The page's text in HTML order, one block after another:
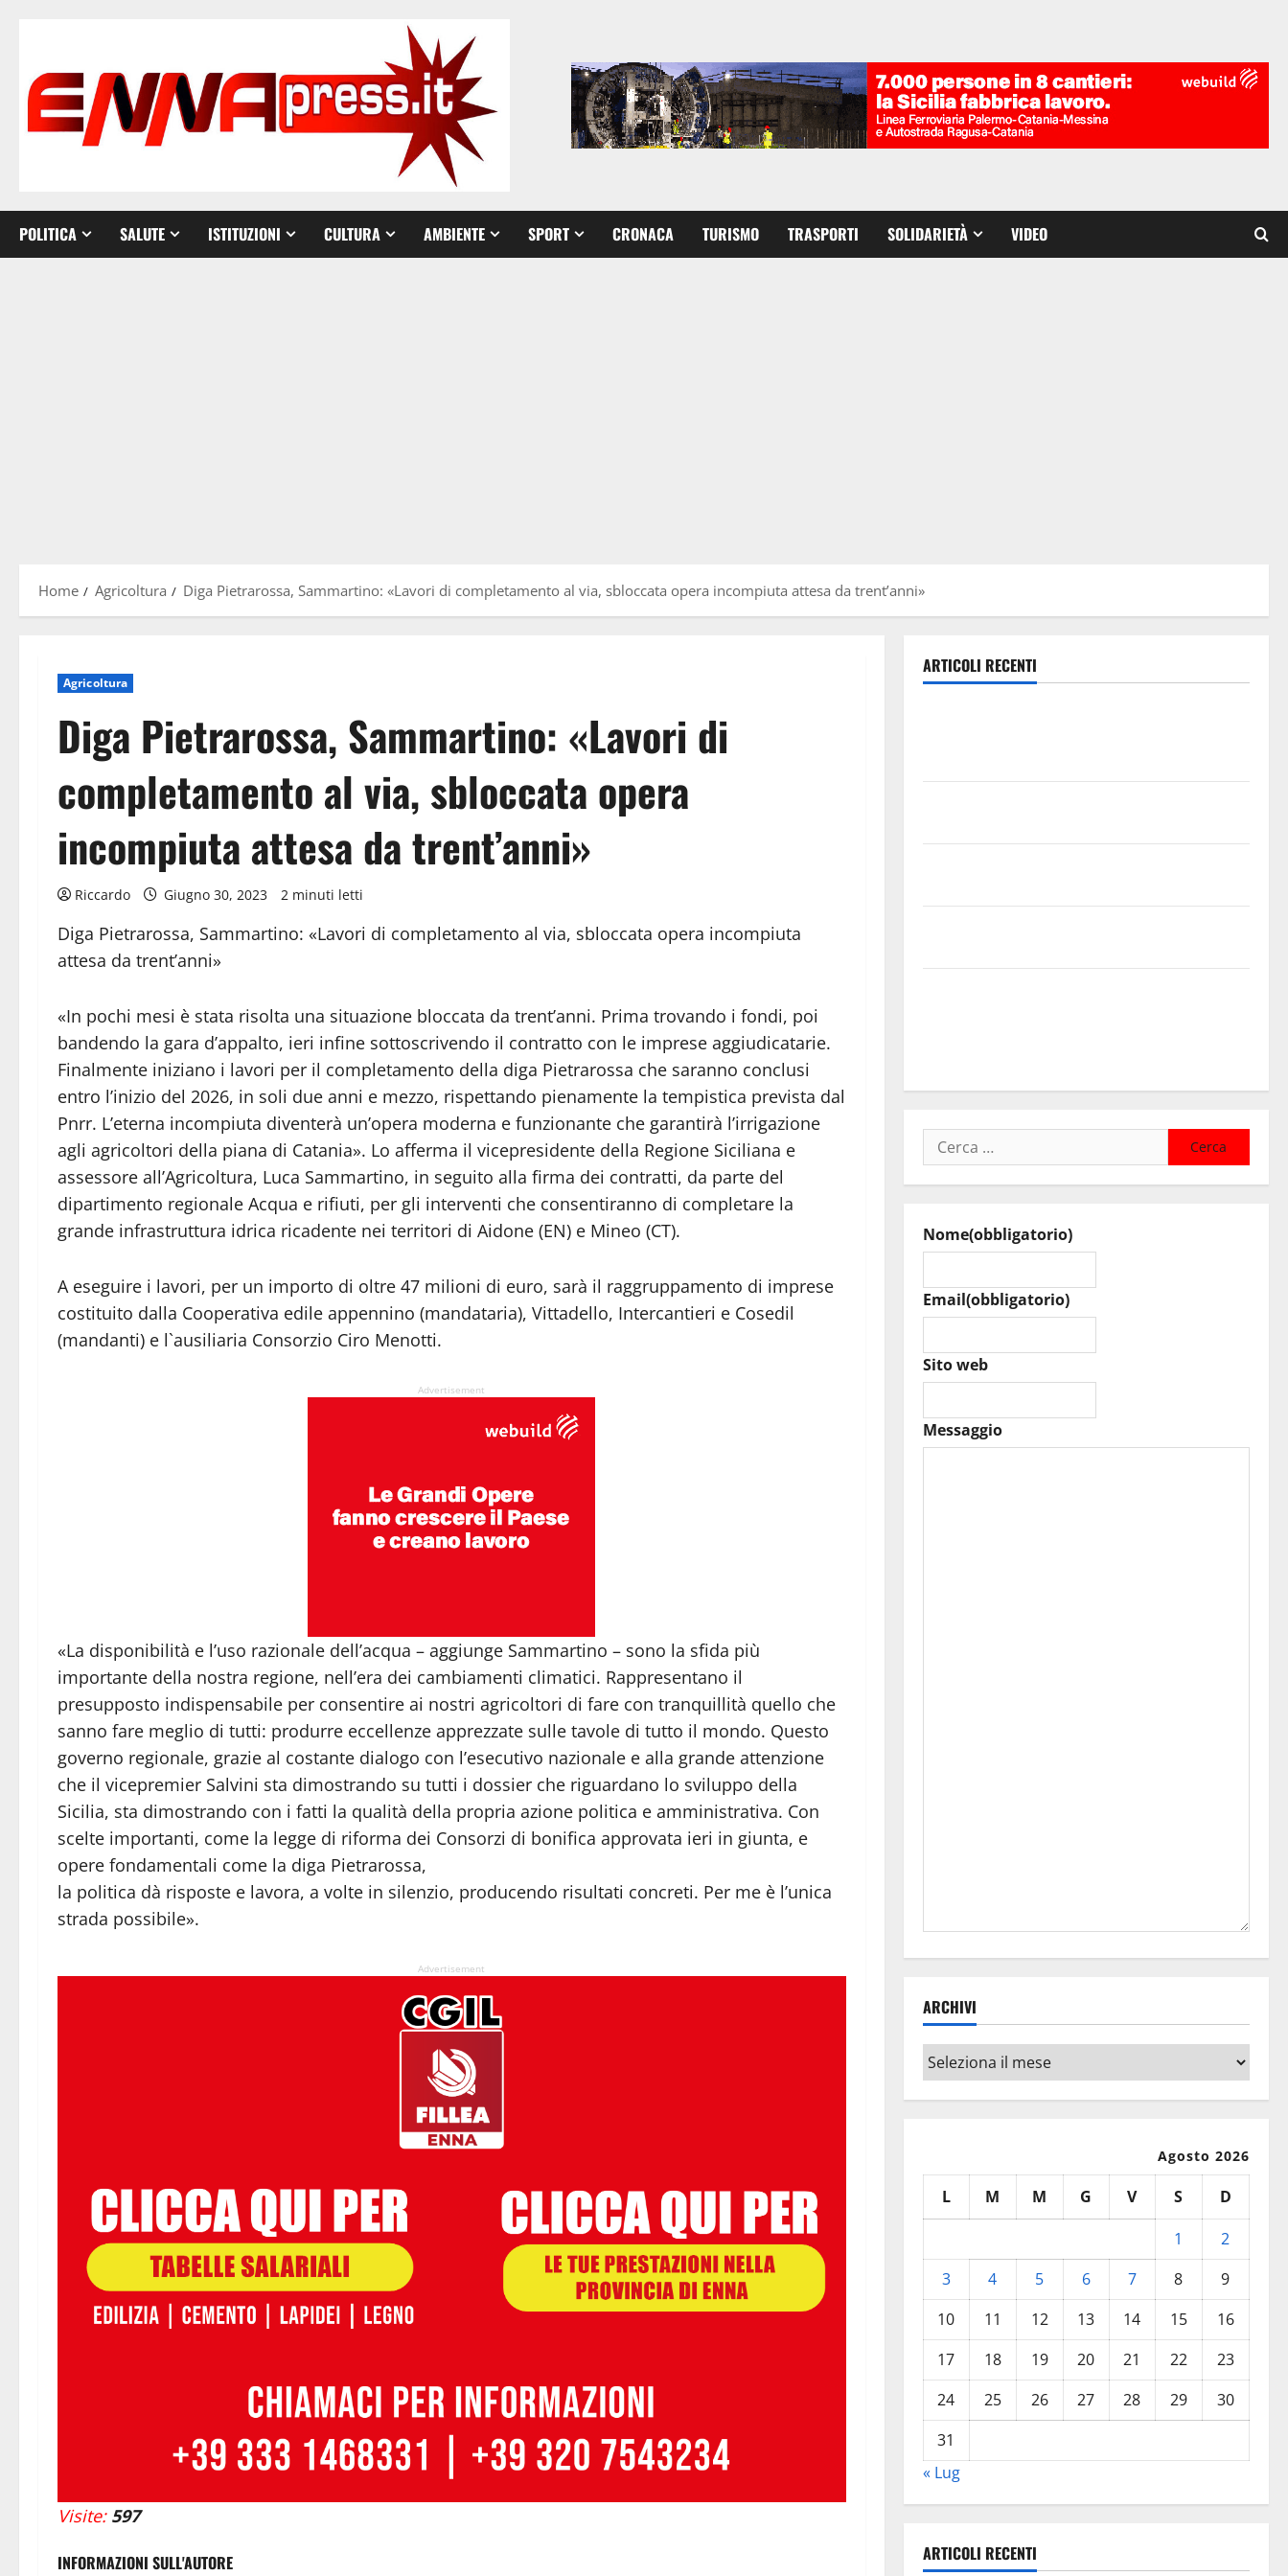
POLITICA SALUTE ISTITUZIONI CULTURA AMBIENTE SPORT CRONACA TURISMO TRASPORTI SOLIDARIETÀ VIDEO
Home Agricoltura Diga Pietrarossa, Sammartino: «Lavori di completamento al via, sbloccata opera incompiuta attesa da trent’anni»
Agricoltura
Diga Pietrarossa, Sammartino: «Lavori di
completamento al via, sbloccata opera
incompiuta attesa da trent’anni»
Riccardo Giugno 30, 2023 2 minuti letti
Diga Pietrarossa, Sammartino: «Lavori di completamento al via, sbloccata opera incompiuta
attesa da trent’anni»
«In pochi mesi è stata risolta una situazione bloccata da trent’anni. Prima trovando i fondi, poi
bandendo la gara d’appalto, ieri infine sottoscrivendo il contratto con le imprese aggiudicatarie.
Finalmente iniziano i lavori per il completamento della diga Pietrarossa che saranno conclusi
entro l’inizio del 2026, in soli due anni e mezzo, rispettando pienamente la tempistica prevista dal
Pnrr. L’eterna incompiuta diventerà un’opera moderna e funzionante che garantirà l’irrigazione
agli agricoltori della piana di Catania». Lo afferma il vicepresidente della Regione Siciliana e
assessore all’Agricoltura, Luca Sammartino, in seguito alla firma dei contratti, da parte del
dipartimento regionale Acqua e rifiuti, per gli interventi che consentiranno di completare la
grande infrastruttura idrica ricadente nei territori di Aidone (EN) e Mineo (CT).
A eseguire i lavori, per un importo di oltre 47 milioni di euro, sarà il raggruppamento di imprese
costituito dalla Cooperativa edile appennino (mandataria), Vittadello, Intercantieri e Cosedil
(mandanti) e l`ausiliaria Consorzio Ciro Menotti.
Advertisement
«La disponibilità e l’uso razionale dell’acqua – aggiunge Sammartino – sono la sfida più
importante della nostra regione, nell’era dei cambiamenti climatici. Rappresentano il
presupposto indispensabile per consentire ai nostri agricoltori di fare con tranquillità quello che
sanno fare meglio di tutti: produrre eccellenze apprezzate sulle tavole di tutto il mondo. Questo
governo regionale, grazie al costante dialogo con l’esecutivo nazionale e alla grande attenzione
che il vicepremier Salvini sta dimostrando su tutti i dossier che riguardano lo sviluppo della
Sicilia, sta dimostrando con i fatti la qualità della propria azione politica e amministrativa. Con
scelte importanti, come la legge di riforma dei Consorzi di bonifica approvata ieri in giunta, e
opere fondamentali come la diga Pietrarossa,
la politica dà risposte e lavora, a volte in silenzio, producendo risultati concreti. Per me è l’unica
strada possibile».
Advertisement
Visite: 597
INFORMAZIONI SULL'AUTORE
ARTICOLI RECENTI
Ricerca
per:
Nome(obbligatorio)
Email(obbligatorio)
Sito web
Messaggio
ARCHIVI
Archivi
Agosto 2026
L M M G V S
D
1
2
3
4 5 6 7 8
9
10
11 12 13 14 15
16
17
18 19 20 21 22
23
24
25 26 27 28 29
30
31
« Lug
ARTICOLI RECENTI